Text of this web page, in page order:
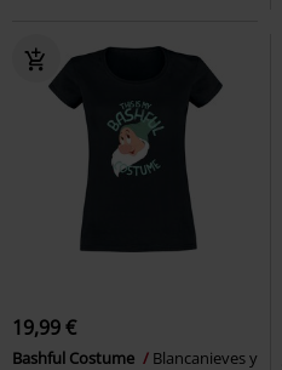
19,99 €
Bashful Costume
Blancanieves y